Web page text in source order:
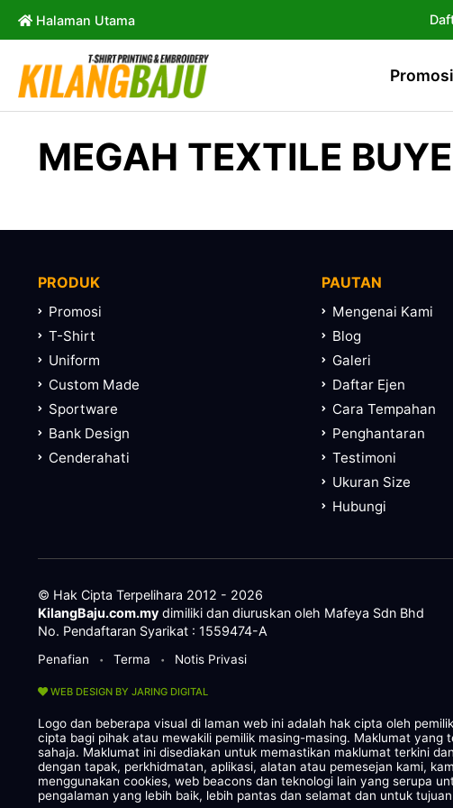
Halaman Utama
Promosi
MEGAH TEXTILE
PRODUK
Promosi
T-Shirt
Uniform
Custom Made
Sportware
Bank Design
Cenderahati
PAUTAN
Mengenai Kami
Blog
Galeri
Daftar Ejen
Cara Tempahan
Penghantaran
Testimoni
Ukuran Size
Hubungi
© Hak Cipta Terpelihara 2012 - 2026
KilangBaju.com.my dimiliki dan diuruskan oleh Mafeya Sdn Bhd
No. Pendaftaran Syarikat : 1559474-A
Penafian • Terma • Notis Privasi
WEB DESIGN BY JARING DIGITAL
Logo dan beberapa visual di laman web ini adalah hak cipta oleh
cipta bagi pihak atau mewakili pemilik masing-masing. Maklumat
sahaja. Maklumat ini disediakan untuk memastikan maklumat terkini
dengan tapak, perkhidmatan, aplikasi, alatan atau pemesejan kami,
menggunakan cookies, web beacons dan teknologi lain yang serupa
pengalaman yang lebih baik, lebih pantas dan selamat dan untuk